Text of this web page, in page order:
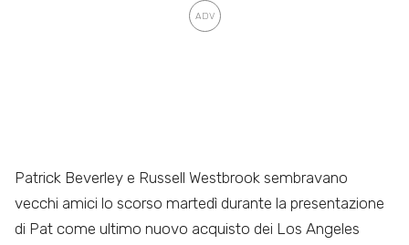
Patrick Beverley e Russell Westbrook sembravano
vecchi amici lo scorso martedì durante la presentazione
di Pat come ultimo nuovo acquisto dei Los Angeles